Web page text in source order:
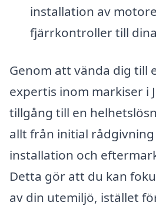
installation av
fjärrkontroller till
Genom att vända dig till
expertis inom markiser i
tillgång till en
allt från initial
installation och
Detta gör att du kan
av din utemiljö, istället